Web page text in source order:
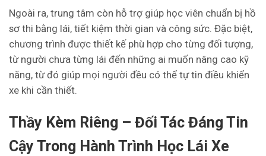
Ngoài ra, trung tâm còn hỗ trợ giúp học viên chuẩn bị hồ
sơ thi bằng lái, tiết kiệm thời gian và công sức. Đặc biệt,
chương trình được thiết kế phù hợp cho từng đối tượng,
từ người chưa từng lái đến những ai muốn nâng cao kỹ
năng, từ đó giúp mọi người đều có thể tự tin điều khiển
xe khi cần thiết.
Thầy Kèm Riêng – Đối Tác Đáng Tin
Cậy Trong Hành Trình Học Lái Xe